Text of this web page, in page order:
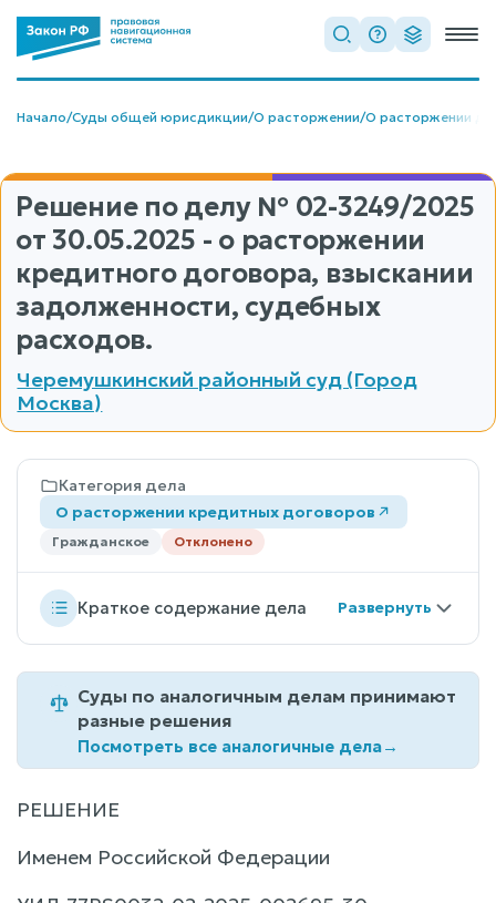
Начало/Суды общей юрисдикции/О расторжении/О расторжении
Решение по делу № 02-3249/2025
от 30.05.2025 - о расторжении
кредитного договора, взыскании
задолженности, судебных
расходов.
Черемушкинский районный суд (Город
Москва)
Категория дела
О расторжении кредитных договоров
Гражданское Отклонено
Краткое содержание дела
Суды по аналогичным делам принимают
разные решения
Посмотреть все аналогичные дела→
РЕШЕНИЕ
Именем Российской Федерации